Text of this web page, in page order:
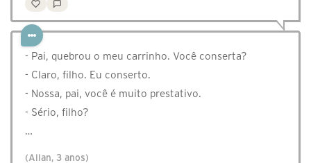
- Pai, quebrou o meu carrinho. Você conserta?
- Claro, filho. Eu conserto.
- Nossa, pai, você é muito prestativo.
- Sério, filho?
…
(Allan, 3 anos)